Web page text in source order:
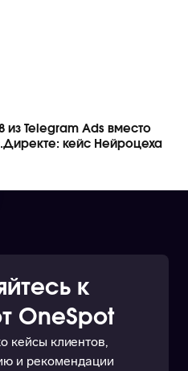
из Telegram Ads вместо
кейс Нейроцеха
к
OneSpot
кейсы клиентов,
и рекомендации